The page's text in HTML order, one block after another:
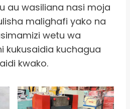
au wasiliana nasi moja
malighafi yako na
wetu wa
kukusaidia kuchagua
kwako.